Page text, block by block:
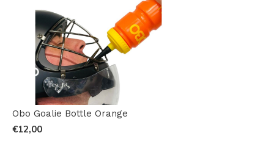
Obo Goalie Bottle Orange
€12,00